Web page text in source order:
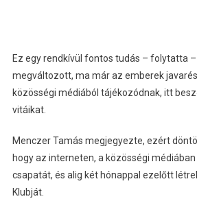
Ez egy rendkívül fontos tudás – folytatta –
megváltozott, ma már az emberek
közösségi médiából tájékozódnak, itt
vitáikat.
Menczer Tamás megjegyezte, ezért
hogy az interneten, a közösségi
csapatát, és alig két hónappal ezelőtt
Klubját.